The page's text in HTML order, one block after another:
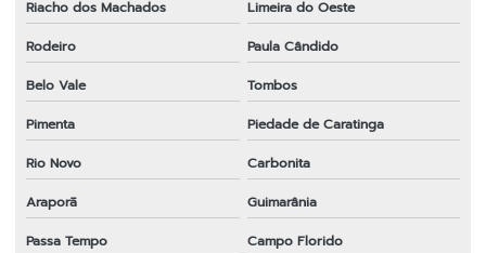
Riacho dos Machados
Limeira do Oeste
Rodeiro
Paula Cândido
Belo Vale
Tombos
Pimenta
Piedade de Caratinga
Rio Novo
Carbonita
Araporã
Guimarânia
Passa Tempo
Campo Florido